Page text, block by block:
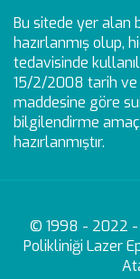
Bu sitede yer alan
hazırlanmış olup,
tedavisinde
15/2/2008 tarih
maddesine göre
bilgilendirme
hazırlanmıştır.
© 1998 - 2022 -
Polikliniği Lazer